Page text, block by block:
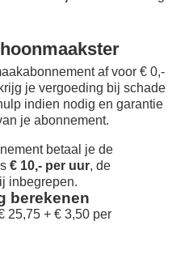
af voor € 0,-
je vergoeding bij schade
indien nodig en garantie
je abonnement.
betaal je de
€ 10,- per uur, de
inbegrepen.
berekenen
25,75 + € 3,50 per